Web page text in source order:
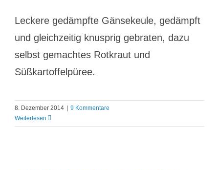
Leckere gedämpfte Gänsekeule, gedämpft
und gleichzeitig knusprig gebraten, dazu
selbst gemachtes Rotkraut und
Süßkartoffelpüree.
8. Dezember 2014
9 Kommentare
Weiterlesen